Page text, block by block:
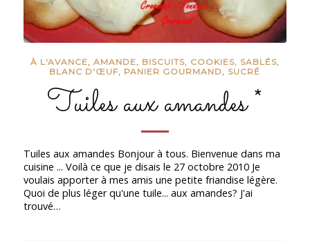
À L'AVANCE, AMANDE, BISCUITS, COOKIES, SABLÉS,
BLANC D'ŒUF, PANIER GOURMAND, SUCRÉ
Tuiles aux amandes *
Tuiles aux amandes Bonjour à tous. Bienvenue dans ma
cuisine ... Voilà ce que je disais le 27 octobre 2010 Je
voulais apporter à mes amis une petite friandise légère.
Quoi de plus léger qu'une tuile... aux amandes? J'ai
trouvé…